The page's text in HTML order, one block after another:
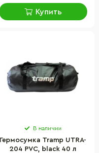
Купить
В наличии
Гермосумка Tramp UTRA-
204 PVC, black 40 л